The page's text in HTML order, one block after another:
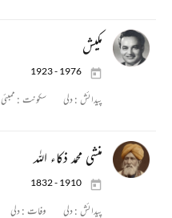
مکیش
1923 - 1976
پیدائش :دلی سکونت : ممبئی
منشی محمد ذکاء اللہ
1832 - 1910
پیدائش :دلی وفات :دلی